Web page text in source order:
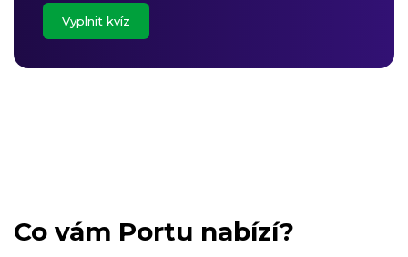
Vyplnit kvíz
Co vám Portu nabízí?